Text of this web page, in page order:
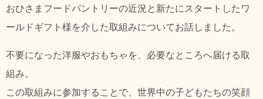
おひさまフードパントリーの近況と新たにスタートしたワ
ールドギフト様を介した取組みについてお話しました。
不要になった洋服やおもちゃを、必要なところへ届ける取
組み。
この取組みに参加することで、世界中の子どもたちの笑顔